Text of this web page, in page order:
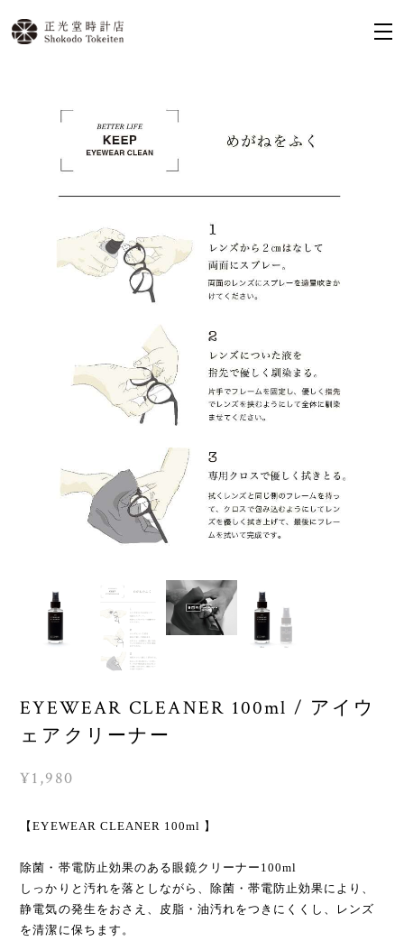
EYEWEAR CLEANER 100ml / アイウ
ェアクリーナー
¥1,980
【EYEWEAR CLEANER 100ml 】
除菌・帯電防止効果のある眼鏡クリーナー100ml
しっかりと汚れを落としながら、除菌・帯電防止効果により、
静電気の発生をおさえ、皮脂・油汚れをつきにくくし、レンズ
を清潔に保ちます。